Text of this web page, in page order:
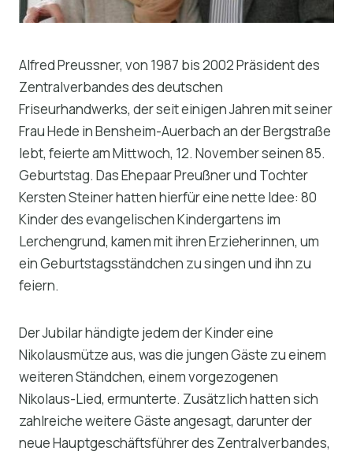
Alfred Preussner, von 1987 bis 2002 Präsident des
Zentralverbandes des deutschen
Friseurhandwerks, der seit einigen Jahren mit seiner
Frau Hede in Bensheim-Auerbach an der Bergstraße
lebt, feierte am Mittwoch, 12. November seinen 85.
Geburtstag. Das Ehepaar Preußner und Tochter
Kersten Steiner hatten hierfür eine nette Idee: 80
Kinder des evangelischen Kindergartens im
Lerchengrund, kamen mit ihren Erzieherinnen, um
ein Geburtstagsständchen zu singen und ihn zu
feiern.
Der Jubilar händigte jedem der Kinder eine
Nikolausmütze aus, was die jungen Gäste zu einem
weiteren Ständchen, einem vorgezogenen
Nikolaus-Lied, ermunterte. Zusätzlich hatten sich
zahlreiche weitere Gäste angesagt, darunter der
neue Hauptgeschäftsführer des Zentralverbandes,